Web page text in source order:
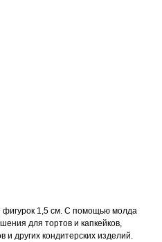
1,5 см. С помощью молда
для тортов и капкейков,
и других кондитерских изделий.